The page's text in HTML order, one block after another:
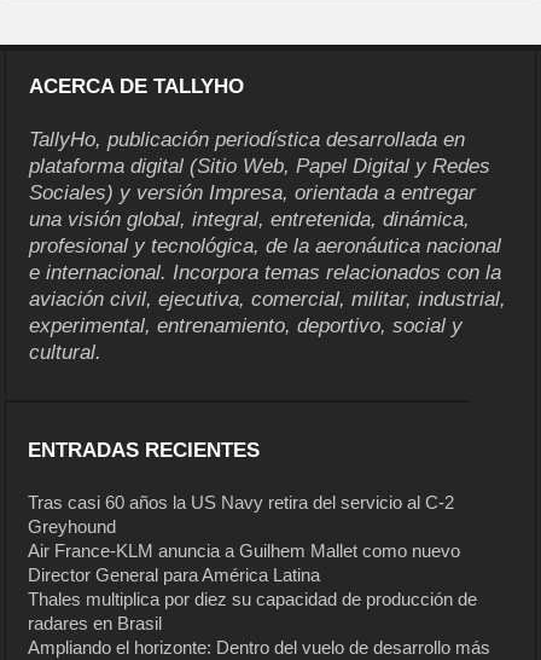
ACERCA DE TALLYHO
TallyHo, publicación periodística desarrollada en
plataforma digital (Sitio Web, Papel Digital y Redes
Sociales) y versión Impresa, orientada a entregar
una visión global, integral, entretenida, dinámica,
profesional y tecnológica, de la aeronáutica nacional
e internacional. Incorpora temas relacionados con la
aviación civil, ejecutiva, comercial, militar, industrial,
experimental, entrenamiento, deportivo, social y
cultural.
ENTRADAS RECIENTES
Tras casi 60 años la US Navy retira del servicio al C-2
Greyhound
Air France-KLM anuncia a Guilhem Mallet como nuevo
Director General para América Latina
Thales multiplica por diez su capacidad de producción de
radares en Brasil
Ampliando el horizonte: Dentro del vuelo de desarrollo más